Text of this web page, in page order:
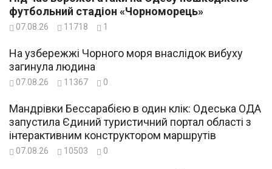
футбольний стадіон «Чорноморець»
07.08.26 11718 1
На узбережжі Чорного моря внаслідок вибуху
загинула людина
07.08.26 11367 0
Мандрівки Бессарабією в один клік: Одеська ОДА
запустила Єдиний туристичний портал області з
інтерактивним конструктором маршрутів
07.08.26 10503 0